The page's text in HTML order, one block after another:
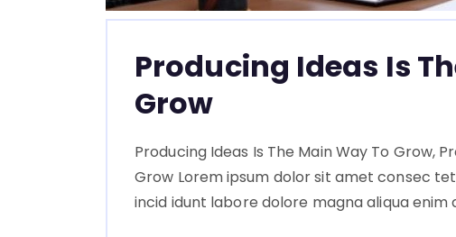
Producing Ideas Is
Grow
Producing Ideas Is The Main Way To Grow,
Grow Lorem ipsum dolor sit amet consec
incid idunt labore dolore magna aliqua enim